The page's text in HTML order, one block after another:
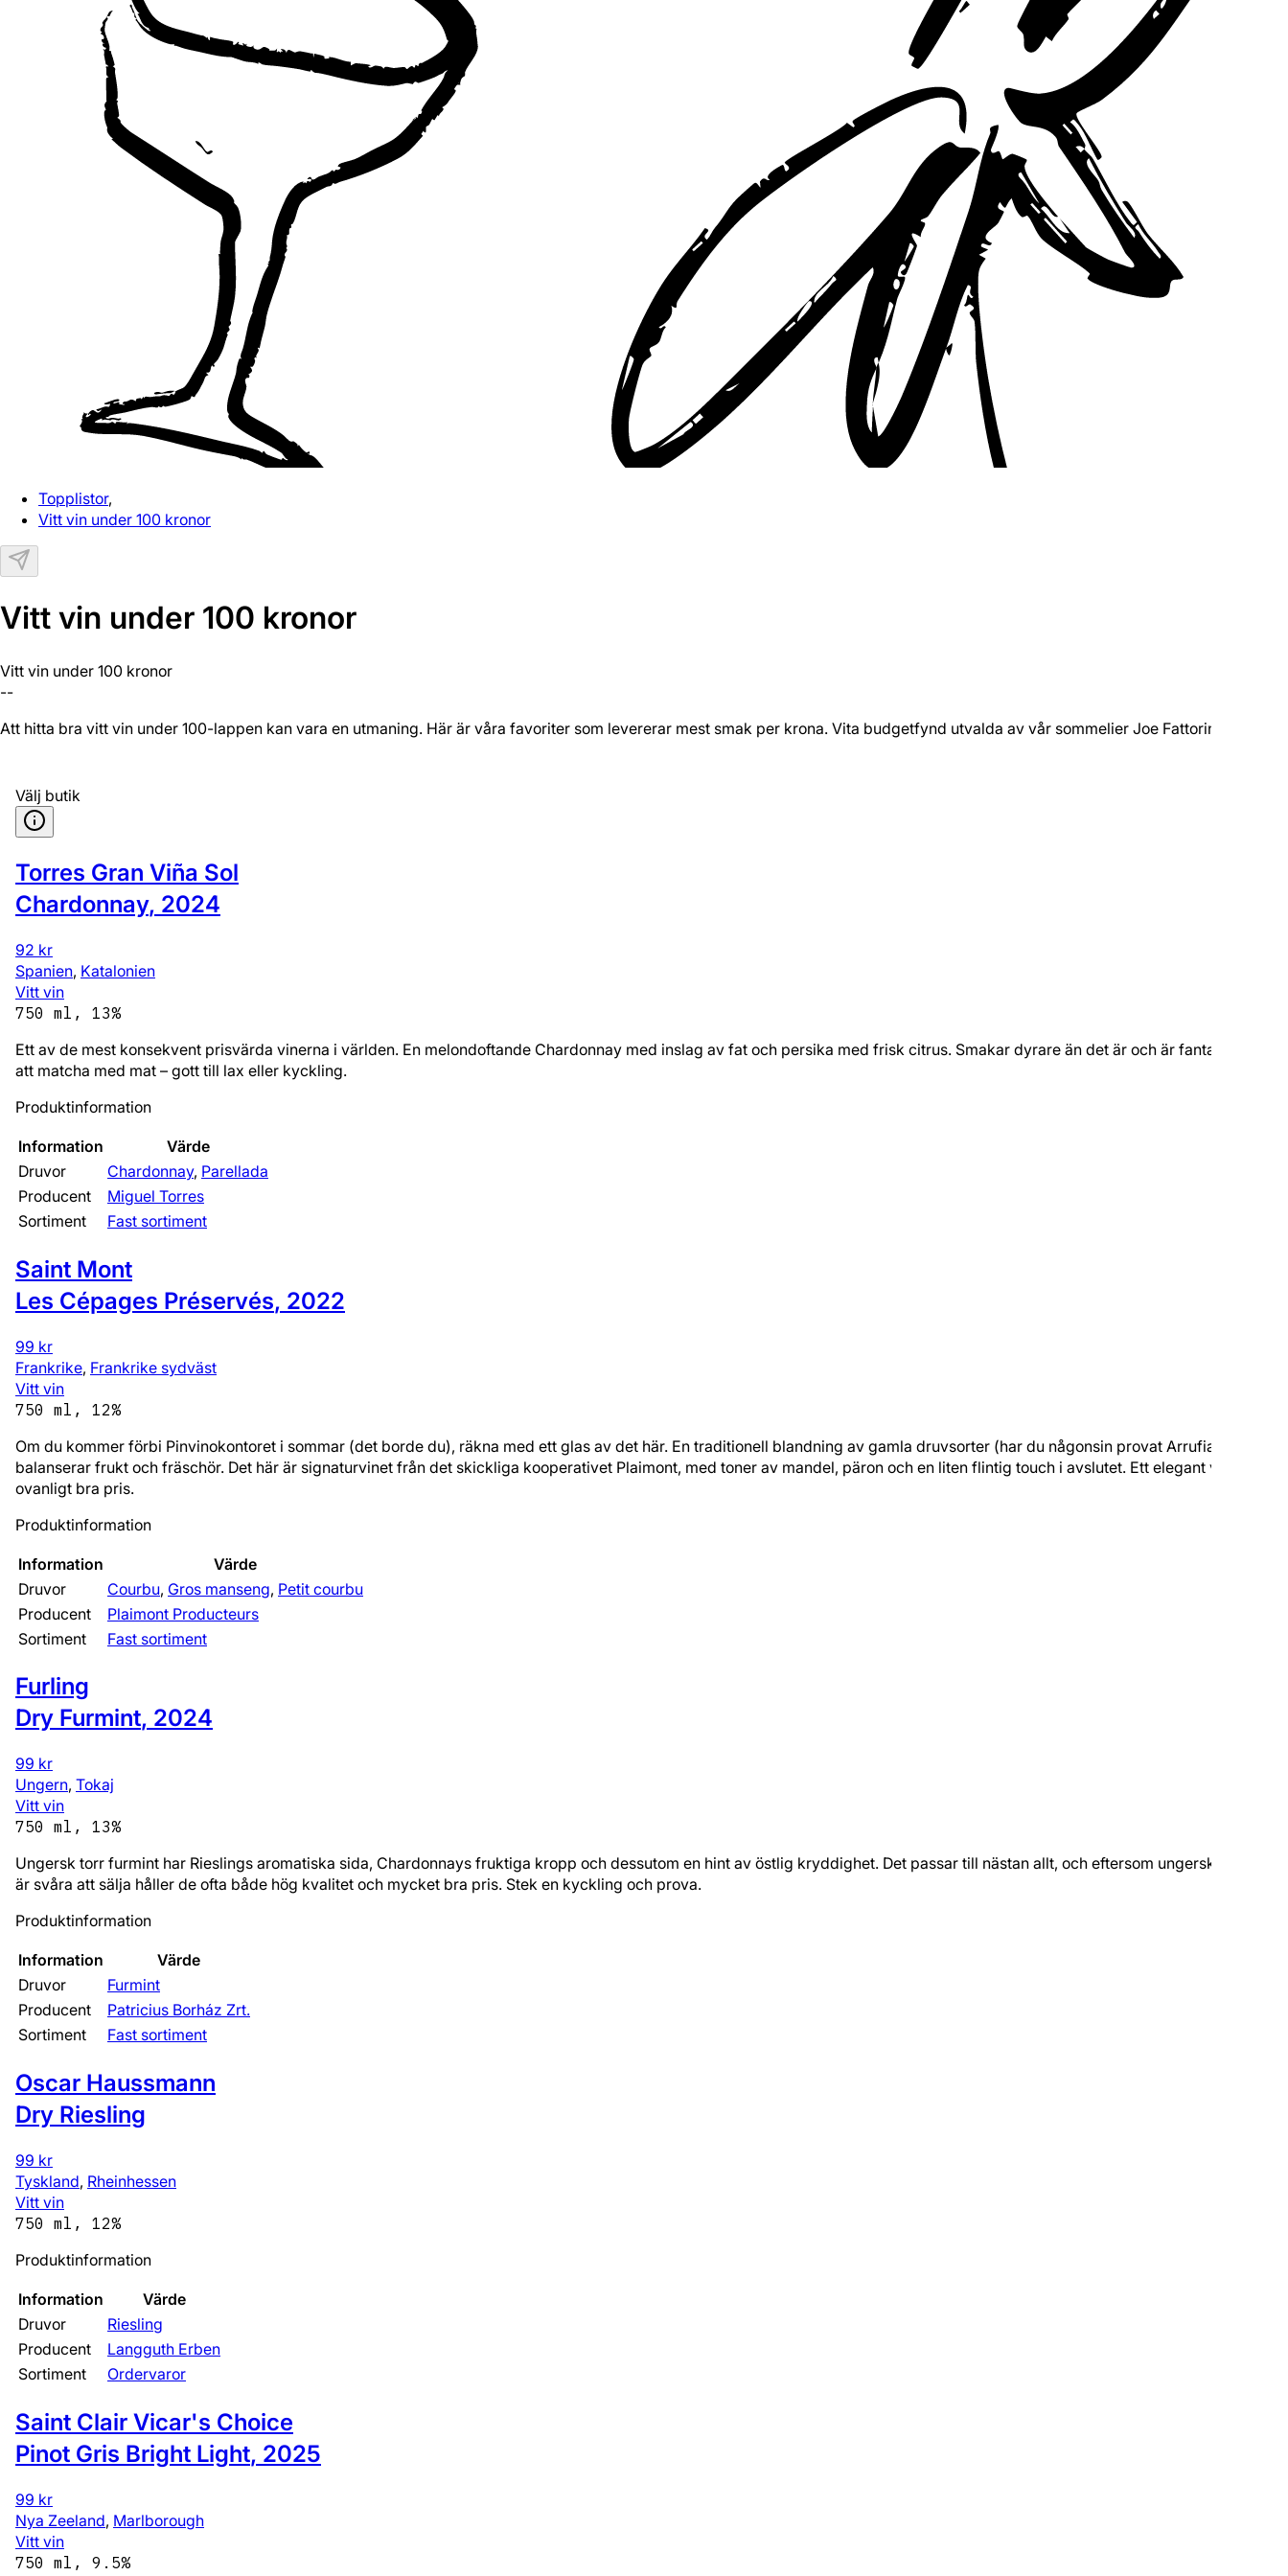
Topplistor,
Vitt vin under 100 kronor
Vitt vin under 100 kronor
Vitt vin under 100 kronor
--
Att hitta bra vitt vin under 100-lappen kan vara en utmaning. Här är våra favoriter som levererar mest smak per krona. Vita budgetfynd utvalda av vår sommelier Joe Fattorini.
Välj butik
Torres Gran Viña Sol
Chardonnay, 2024
92 kr
Spanien, Katalonien
Vitt vin
750 ml, 13%
Ett av de mest konsekvent prisvärda vinerna i världen. En melondoftande Chardonnay med inslag av fat och persika med frisk citrus. Smakar dyrare än det är och är fantastiskt
att matcha med mat – gott till lax eller kyckling.
Produktinformation
Information
Värde
Druvor
Chardonnay, Parellada
Producent
Miguel Torres
Sortiment
Fast sortiment
Saint Mont
Les Cépages Préservés, 2022
99 kr
Frankrike, Frankrike sydväst
Vitt vin
750 ml, 12%
Om du kommer förbi Pinvinokontoret i sommar (det borde du), räkna med ett glas av det här. En traditionell blandning av gamla druvsorter (har du någonsin provat Arrufiac?) som
balanserar frukt och fräschör. Det här är signaturvinet från det skickliga kooperativet Plaimont, med toner av mandel, päron och en liten flintig touch i avslutet. Ett elegant vin till ett
ovanligt bra pris.
Produktinformation
Information
Värde
Druvor
Courbu, Gros manseng, Petit courbu
Producent
Plaimont Producteurs
Sortiment
Fast sortiment
Furling
Dry Furmint, 2024
99 kr
Ungern, Tokaj
Vitt vin
750 ml, 13%
Ungersk torr furmint har Rieslings aromatiska sida, Chardonnays fruktiga kropp och dessutom en hint av östlig kryddighet. Det passar till nästan allt, och eftersom ungerska viner
är svåra att sälja håller de ofta både hög kvalitet och mycket bra pris. Stek en kyckling och prova.
Produktinformation
Information
Värde
Druvor
Furmint
Producent
Patricius Borház Zrt.
Sortiment
Fast sortiment
Oscar Haussmann
Dry Riesling
99 kr
Tyskland, Rheinhessen
Vitt vin
750 ml, 12%
Produktinformation
Information
Värde
Druvor
Riesling
Producent
Langguth Erben
Sortiment
Ordervaror
Saint Clair Vicar's Choice
Pinot Gris Bright Light, 2025
99 kr
Nya Zeeland, Marlborough
Vitt vin
750 ml, 9.5%